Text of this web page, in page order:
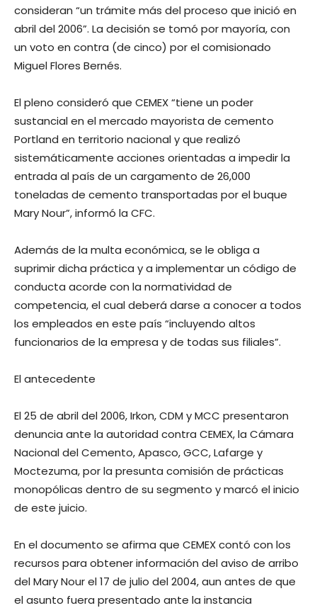
consideran “un trámite más del proceso que inició en
abril del 2006”. La decisión se tomó por mayoría, con
un voto en contra (de cinco) por el comisionado
Miguel Flores Bernés.
El pleno consideró que CEMEX “tiene un poder
sustancial en el mercado mayorista de cemento
Portland en territorio nacional y que realizó
sistemáticamente acciones orientadas a impedir la
entrada al país de un cargamento de 26,000
toneladas de cemento transportadas por el buque
Mary Nour”, informó la CFC.
Además de la multa económica, se le obliga a
suprimir dicha práctica y a implementar un código de
conducta acorde con la normatividad de
competencia, el cual deberá darse a conocer a todos
los empleados en este país “incluyendo altos
funcionarios de la empresa y de todas sus filiales”.
El antecedente
El 25 de abril del 2006, Irkon, CDM y MCC presentaron
denuncia ante la autoridad contra CEMEX, la Cámara
Nacional del Cemento, Apasco, GCC, Lafarge y
Moctezuma, por la presunta comisión de prácticas
monopólicas dentro de su segmento y marcó el inicio
de este juicio.
En el documento se afirma que CEMEX contó con los
recursos para obtener información del aviso de arribo
del Mary Nour el 17 de julio del 2004, aun antes de que
el asunto fuera presentado ante la instancia